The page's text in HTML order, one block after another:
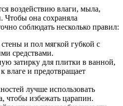
воздействию влаги, мыла,
она сохраняла
соблюдать несколько правил:
и пол мягкой губкой с
средствами.
затирку для плитки в ванной,
влаге и предотвращает
лучше использовать
чтобы избежать царапин.